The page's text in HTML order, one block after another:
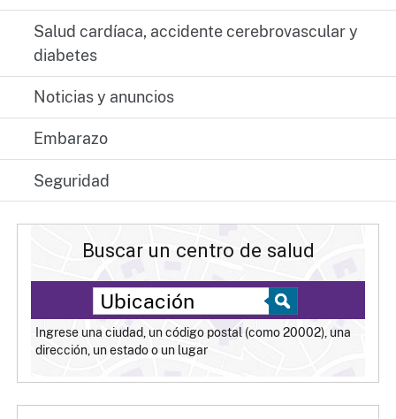
Salud cardíaca, accidente cerebrovascular y
diabetes
Noticias y anuncios
Embarazo
Seguridad
Buscar un centro de salud
Ingrese una ciudad, un código postal (como 20002), una
dirección, un estado o un lugar